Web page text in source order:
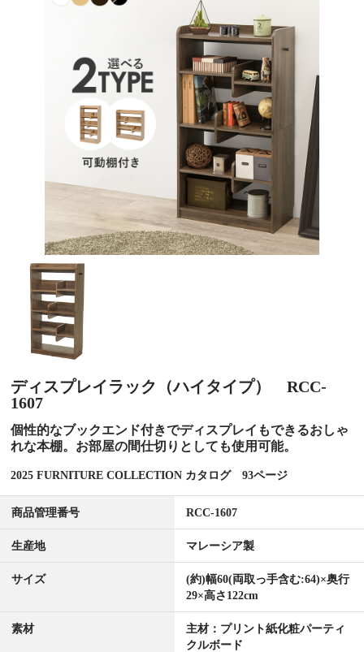
ディスプレイラック（ハイタイプ） RCC-
1607
個性的なブックエンド付きでディスプレイもできるおしゃ
れな本棚。お部屋の間仕切りとしても使用可能。
2025 FURNITURE COLLECTION カタログ 93ページ
商品管理番号 RCC-1607
生産地 マレーシア製
サイズ
(約)幅60(両取っ手含む:64)×奥行
29×高さ122cm
素材
主材：プリント紙化粧パーティ
クルボード